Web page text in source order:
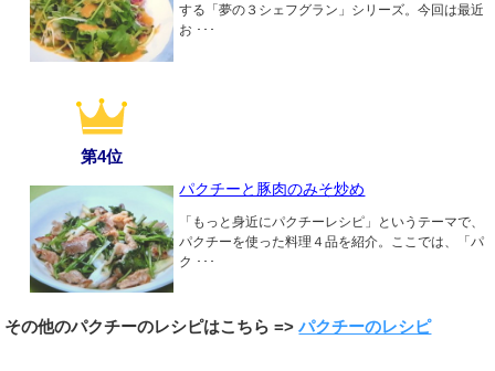
する「夢の３シェフグラン」シリーズ。今回は最近
お ･･･
第4位
パクチーと豚肉のみそ炒め
「もっと身近にパクチーレシピ」というテーマで、
パクチーを使った料理４品を紹介。ここでは、「パ
ク ･･･
その他のパクチーのレシピはこちら =>パクチーのレシピ